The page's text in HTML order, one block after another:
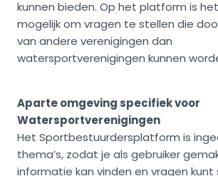
kunnen bieden. Op het platform is
mogelijk om vragen te stellen die
van andere verenigingen dan
watersportverenigingen kunnen
Aparte omgeving specifiek voor
Watersportverenigingen
Het Sportbestuurdersplatform is
thema’s, zodat je als gebruiker
informatie kan vinden en vragen kunt